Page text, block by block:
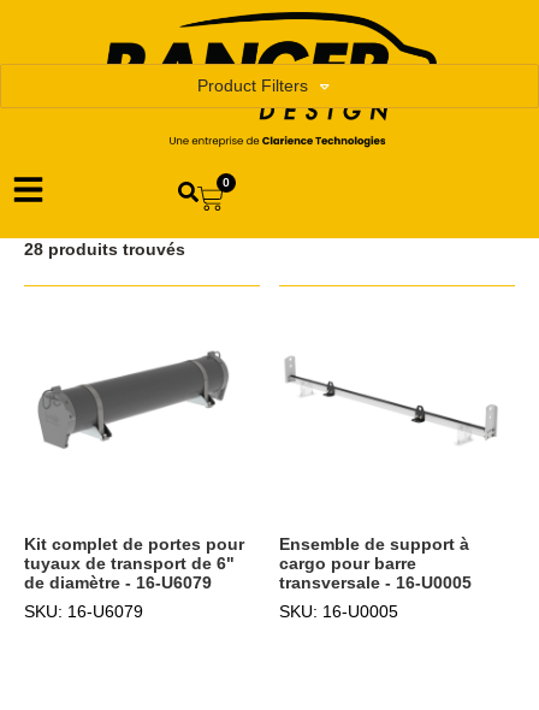
0
Product Filters
28 produits trouvés
Kit complet de portes pour
tuyaux de transport de 6"
de diamètre - 16-U6079
SKU: 16-U6079
Ensemble de support à
cargo pour barre
transversale - 16-U0005
SKU: 16-U0005